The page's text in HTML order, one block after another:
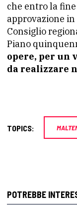
che entro la
approvazione
Consiglio
Piano
opere, per un
da realizzare
TOPICS:
POTREBBE